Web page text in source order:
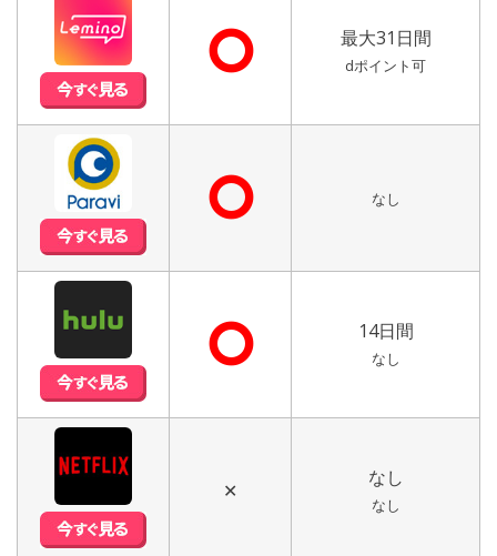
⭘ 最大31日間
dポイント可
⭘ なし
⭘ 14日間
なし
✕
なし
なし